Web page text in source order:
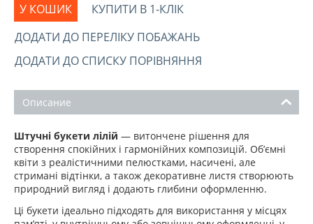
У КОШИК
КУПИТИ В 1-КЛІК
ДОДАТИ ДО ПЕРЕЛІКУ ПОБАЖАНЬ
ДОДАТИ ДО СПИСКУ ПОРІВНЯННЯ
Описание
Штучні букети лілій — витончене рішення для
створення спокійних і гармонійних композицій. Об’ємні
квіти з реалістичними пелюстками, насичені, але
стримані відтінки, а також декоративне листя створюють
природний вигляд і додають глибини оформленню.
Ці букети ідеально підходять для використання у місцях